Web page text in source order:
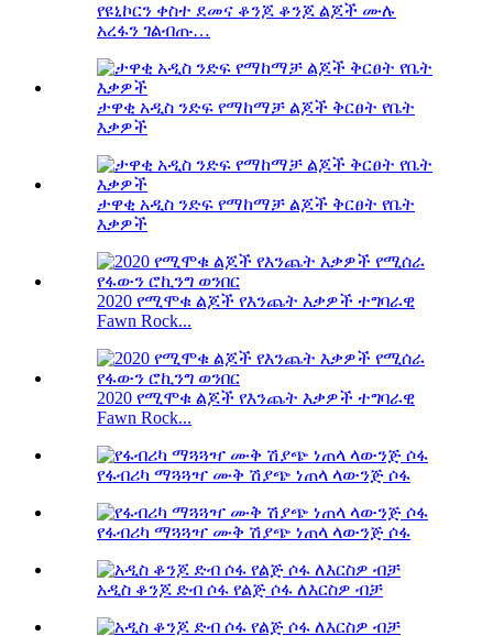
የዩኒኮርን ቀስተ ደመና ቆንጆ ቆንጆ ልጆች ሙሉ
አረፋን ገልብጡ…
ታዋቂ አዲስ ንድፍ የማከማቻ ልጆች ቅርፀት የቤት
እቃዎች
ታዋቂ አዲስ ንድፍ የማከማቻ ልጆች ቅርፀት የቤት
እቃዎች
2020 የሚሞቁ ልጆች የእንጨት እቃዎች ተግባራዊ
Fawn Rock...
2020 የሚሞቁ ልጆች የእንጨት እቃዎች ተግባራዊ
Fawn Rock...
የፋብሪካ ማጓጓዣ ሙቅ ሽያጭ ነጠላ ላውንጅ ሶፋ
የፋብሪካ ማጓጓዣ ሙቅ ሽያጭ ነጠላ ላውንጅ ሶፋ
አዲስ ቆንጆ ድብ ሶፋ የልጅ ሶፋ ለእርስዎ ብቻ